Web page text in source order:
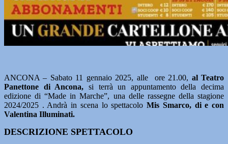
ANCONA – Sabato 11 gennaio 2025, alle ore 21.00, al Teatro
Panettone di Ancona, si terrà un appuntamento della decima
edizione di “Made in Marche”, una delle rassegne della stagione
2024/2025 . Andrà in scena lo spettacolo Mis Smarco, di e con
Valentina Illuminati.
DESCRIZIONE SPETTACOLO